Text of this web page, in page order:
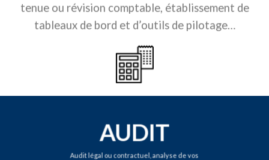
tenue ou révision comptable, établissement de
tableaux de bord et d’outils de pilotage…
AUDIT
Audit légal ou contractuel, analyse de vos